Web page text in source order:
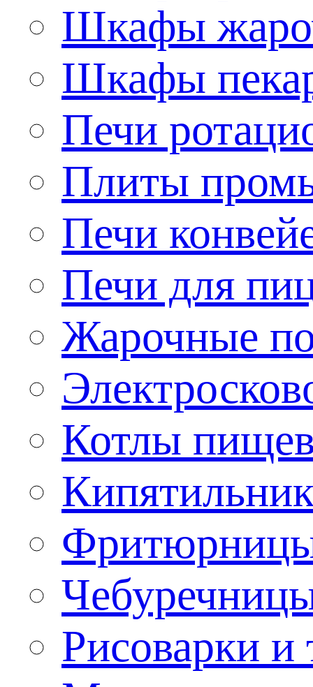
Шкафы
Шкафы
Печи
Плиты
Печи
Печи для
Жарочные
Котлы
Рисоварки и